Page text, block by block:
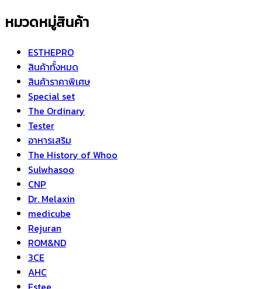
หมวดหมู่สินค้า
ESTHEPRO
สินค้าทั้งหมด
สินค้าราคาพิเศษ
Special set
The Ordinary
Tester
อาหารเสริม
The History of Whoo
Sulwhasoo
CNP
Dr. Melaxin
medicube
Rejuran
ROM&ND
3CE
AHC